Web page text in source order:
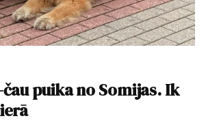
puika no Somijas. Ik